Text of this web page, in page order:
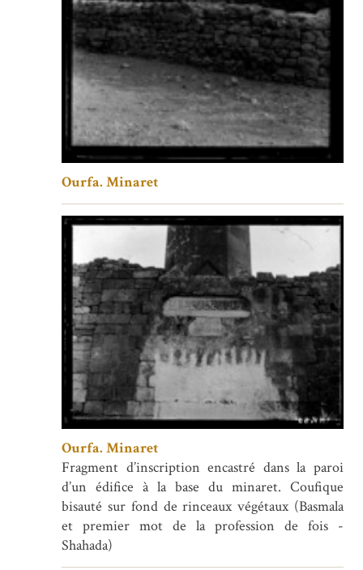
Ourfa. Minaret
Ourfa. Minaret
Fragment d’inscription encastré dans la paroi
d’un édifice à la base du minaret. Coufique
bisauté sur fond de rinceaux végétaux (Basmala
et premier mot de la profession de fois -
Shahada)